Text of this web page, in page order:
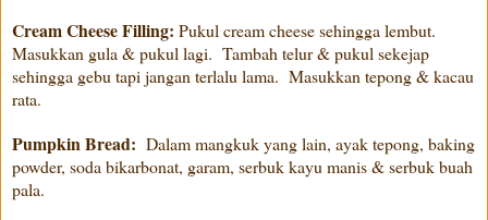
Cream Cheese Filling: Pukul cream cheese sehingga lembut.
Masukkan gula & pukul lagi. Tambah telur & pukul sekejap
sehingga gebu tapi jangan terlalu lama. Masukkan tepong & kacau
rata.
Pumpkin Bread: Dalam mangkuk yang lain, ayak tepong, baking
powder, soda bikarbonat, garam, serbuk kayu manis & serbuk buah
pala.